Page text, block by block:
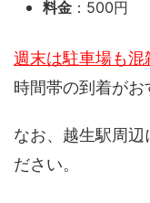
料金 ：500円
週末は駐車場も混
時間帯の到着がお
なお、越生駅周辺
ださい。